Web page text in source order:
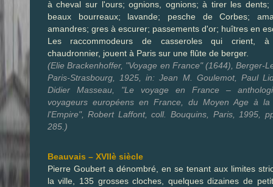
à cheval sur l'ours; ognions, ognions; à tirer les dents;
beaux bourreaux; lavande; pesche de Corbes;
amandres; gres à escurer; passements d'or; huîtres en
Les raccommodeurs de casseroles qui crient, à
chaudronnier, jouent à Paris sur une flûte de berger.
(Elie Brackenhoffer, "Voyage en France" (1644), Berger-
Paris-Strasbourg, 1925, in: Jean M. Goulemot, Paul
Didier Masseau, "Le voyage en France –
voyageurs européens en France, du Moyen Age à
l'Empire", Robert Laffont, coll. Bouquins, Paris, 1995,
285.)
Beauvais – XVIIè siècle
Pierre Goubert a dénombré, en se tenant aux limites
la ville, 135 grosses cloches, quelques dizaines de